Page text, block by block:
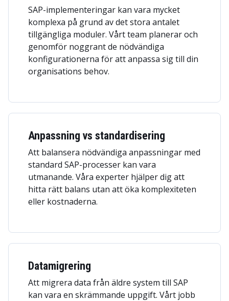
SAP-implementeringar kan vara mycket
komplexa på grund av det stora antalet
tillgängliga moduler. Vårt team planerar och
genomför noggrant de nödvändiga
konfigurationerna för att anpassa sig till din
organisations behov.
Anpassning vs standardisering
Att balansera nödvändiga anpassningar med
standard SAP-processer kan vara
utmanande. Våra experter hjälper dig att
hitta rätt balans utan att öka komplexiteten
eller kostnaderna.
Datamigrering
Att migrera data från äldre system till SAP
kan vara en skrämmande uppgift. Vårt jobb